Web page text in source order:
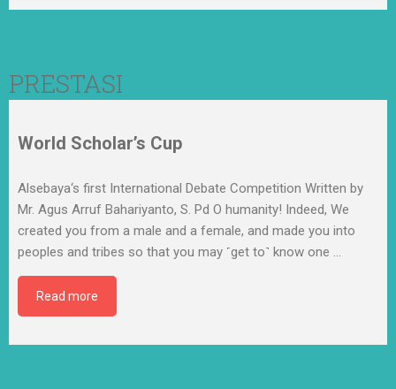
PRESTASI
World Scholar’s Cup
Alsebaya‘s first International Debate Competition Written by
Mr. Agus Arruf Bahariyanto, S. Pd O humanity! Indeed, We
created you from a male and a female, and made you into
peoples and tribes so that you may ˹get to˺ know one …
Read more